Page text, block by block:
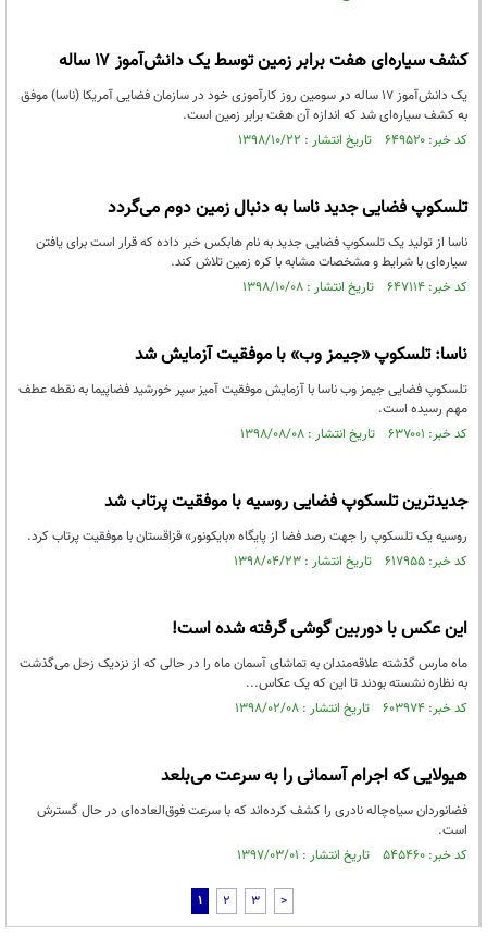
کشف سیاره‌ای هفت برابر زمین توسط یک دانش‌آموز ۱۷ ساله
یک دانش‌آموز ۱۷ ساله در سومین روز کارآموزی خود در سازمان فضایی آمریکا (ناسا) موفق
به کشف سیاره‌ای شد که اندازه آن هفت برابر زمین است.
کد خبر: ۶۴۹۵۲۰ تاریخ انتشار : ۱۳۹۸/۱۰/۲۲
تلسکوپ فضایی جدید ناسا به دنبال زمین دوم می‌گردد
ناسا از تولید یک تلسکوپ فضایی جدید به نام هابکس خبر داده که قرار است برای یافتن
سیاره‌ای با شرایط و مشخصات مشابه با کره زمین تلاش کند.
کد خبر: ۶۴۷۱۱۴ تاریخ انتشار : ۱۳۹۸/۱۰/۰۸
ناسا: تلسکوپ «جیمز وب» با موفقیت‌ آزمایش شد
تلسکوپ فضایی جیمز وب ناسا با آزمایش موفقیت آمیز سپر خورشید فضاپیما به نقطه عطف
مهم رسیده است.
کد خبر: ۶۳۷۰۰۱ تاریخ انتشار : ۱۳۹۸/۰۸/۰۸
جدیدترین تلسکوپ فضایی روسیه با موفقیت پرتاب شد
­روسیه یک تلسکوپ را جهت رصد فضا از پایگاه «بایکونور» قزاقستان با موفقیت پرتاب کرد.
کد خبر: ۶۱۷۹۵۵ تاریخ انتشار : ۱۳۹۸/۰۴/۲۳
این عکس با دوربین گوشی گرفته شده است!
ماه مارس گذشته علاقه‌مندان به تماشای آسمان ماه را در حالی که از نزدیک زحل می‌گذشت
به نظاره نشسته بودند تا این که یک عکاس...
کد خبر: ۶۰۳۹۷۴ تاریخ انتشار : ۱۳۹۸/۰۲/۰۸
هیولایی که اجرام آسمانی را به سرعت می‌بلعد
فضانوردان سیاه‌چاله نادری را کشف کرده‌اند که با سرعت فوق‌العاده‌ای در حال گسترش
است.
کد خبر: ۵۴۵۴۶۰ تاریخ انتشار : ۱۳۹۷/۰۳/۰۱
1 2 3 >